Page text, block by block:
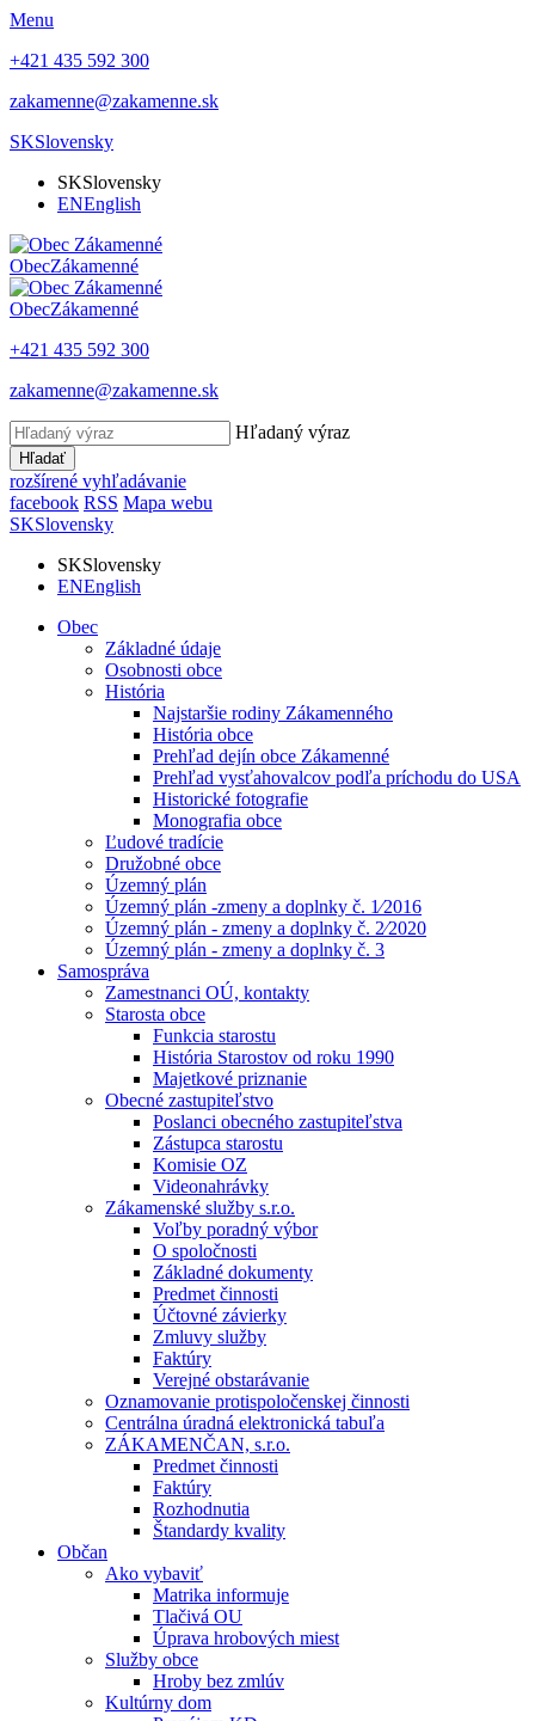
Menu
+421 435 592 300
zakamenne@zakamenne.sk
SKSlovensky
SKSlovensky
ENEnglish
ObecZákamenné
ObecZákamenné
+421 435 592 300
zakamenne@zakamenne.sk
Hľadaný výraz
Hľadať
rozšírené vyhľadávanie
facebook RSS Mapa webu
SKSlovensky
SKSlovensky
ENEnglish
Obec
Základné údaje
Osobnosti obce
História
Najstaršie rodiny Zákamenného
História obce
Prehľad dejín obce Zákamenné
Prehľad vysťahovalcov podľa príchodu do USA
Historické fotografie
Monografia obce
Ľudové tradície
Družobné obce
Územný plán
Územný plán -zmeny a doplnky č. 1⁄2016
Územný plán - zmeny a doplnky č. 2⁄2020
Územný plán - zmeny a doplnky č. 3
Samospráva
Zamestnanci OÚ, kontakty
Starosta obce
Funkcia starostu
História Starostov od roku 1990
Majetkové priznanie
Obecné zastupiteľstvo
Poslanci obecného zastupiteľstva
Zástupca starostu
Komisie OZ
Videonahrávky
Zákamenské služby s.r.o.
Voľby poradný výbor
O spoločnosti
Základné dokumenty
Predmet činnosti
Účtovné závierky
Zmluvy služby
Faktúry
Verejné obstarávanie
Oznamovanie protispoločenskej činnosti
Centrálna úradná elektronická tabuľa
ZÁKAMENČAN, s.r.o.
Predmet činnosti
Faktúry
Rozhodnutia
Štandardy kvality
Občan
Ako vybaviť
Matrika informuje
Tlačivá OU
Úprava hrobových miest
Služby obce
Hroby bez zmlúv
Kultúrny dom